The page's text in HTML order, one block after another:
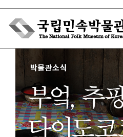
Skip
content
박물관에서는
민속이야기